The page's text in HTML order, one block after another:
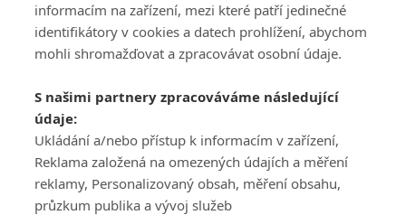
informacím na zařízení, mezi které patří jedinečné
identifikátory v cookies a datech prohlížení, abychom
mohli shromažďovat a zpracovávat osobní údaje.
S našimi partnery zpracováváme následující
údaje:
Ukládání a/nebo přístup k informacím v zařízení,
Reklama založená na omezených údajích a měření
reklamy, Personalizovaný obsah, měření obsahu,
průzkum publika a vývoj služeb
Všeobecné obchodní
podmínky služby
GolfExtra.cz Premium
Podmínky zpracování
ATV CZ, s.r.o.
140 00 Praha 4